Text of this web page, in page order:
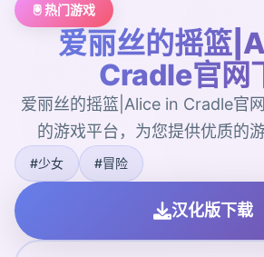
🖲️ 热门游戏
爱丽丝的摇篮
Cradle官网
爱丽丝的摇篮|Alice in Cradle官
的游戏平台，为您提供优质的游
#少女 #冒险
汉化版下载